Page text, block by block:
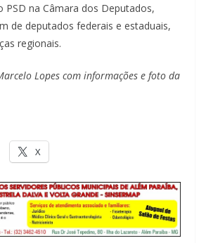
PSD na Câmara dos Deputados,
de deputados federais e estaduais,
regionais.
Lopes com informações e foto da
X